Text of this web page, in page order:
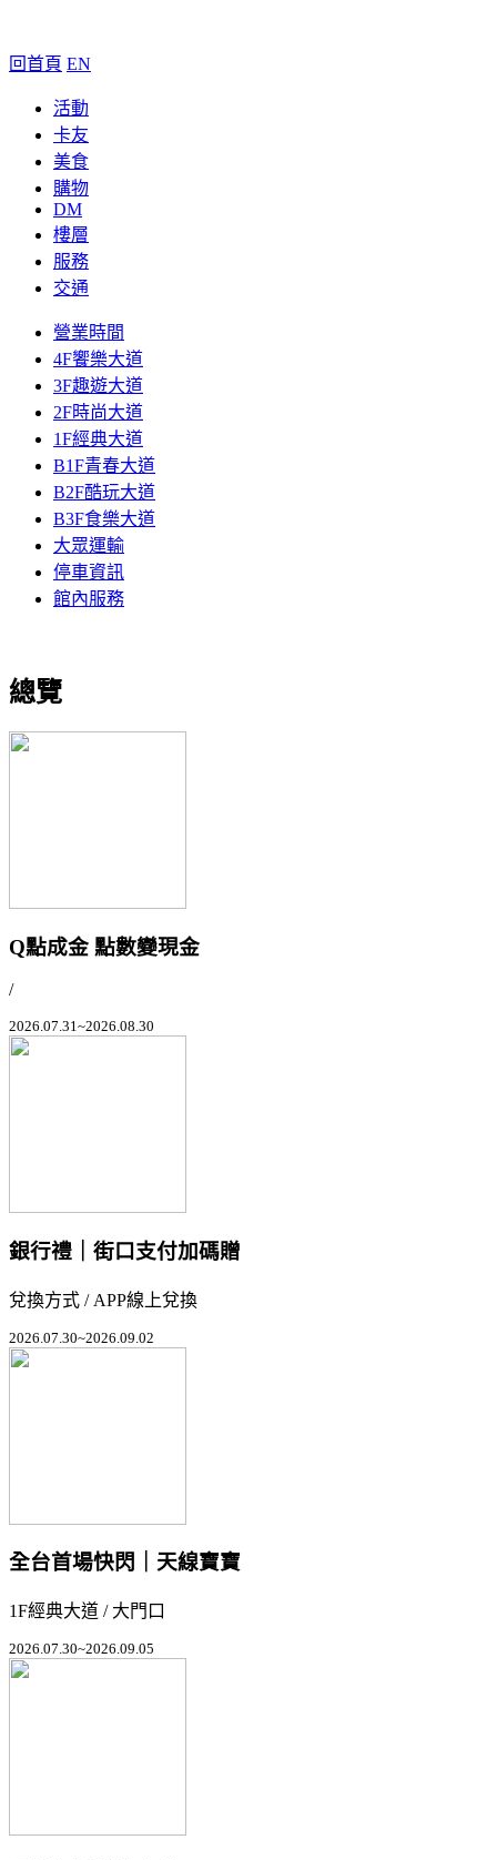
回首頁 EN
活動
卡友
美食
購物
DM
樓層
服務
交通
營業時間
4F饗樂大道
3F趣遊大道
2F時尚大道
1F經典大道
B1F青春大道
B2F酷玩大道
B3F食樂大道
大眾運輸
停車資訊
館內服務
總覽
Q點成金 點數變現金
/
2026.07.31~2026.08.30
銀行禮｜街口支付加碼贈
兌換方式 / APP線上兌換
2026.07.30~2026.09.02
全台首場快閃｜天線寶寶
1F經典大道 / 大門口
2026.07.30~2026.09.05